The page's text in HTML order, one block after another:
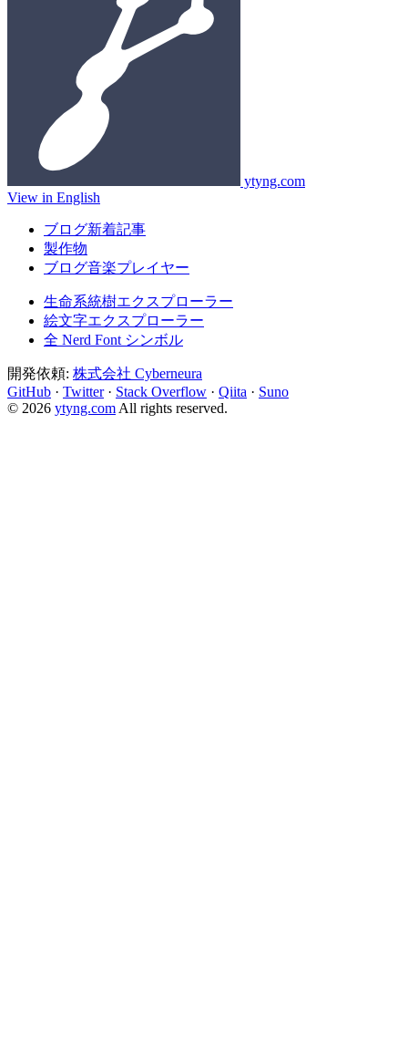
ytyng.com
View in English
ブログ新着記事
製作物
ブログ音楽プレイヤー
生命系統樹エクスプローラー
絵文字エクスプローラー
全 Nerd Font シンボル
開発依頼: 株式会社 Cyberneura
GitHub · Twitter · Stack Overflow · Qiita · Suno
© 2026 ytyng.com All rights reserved.